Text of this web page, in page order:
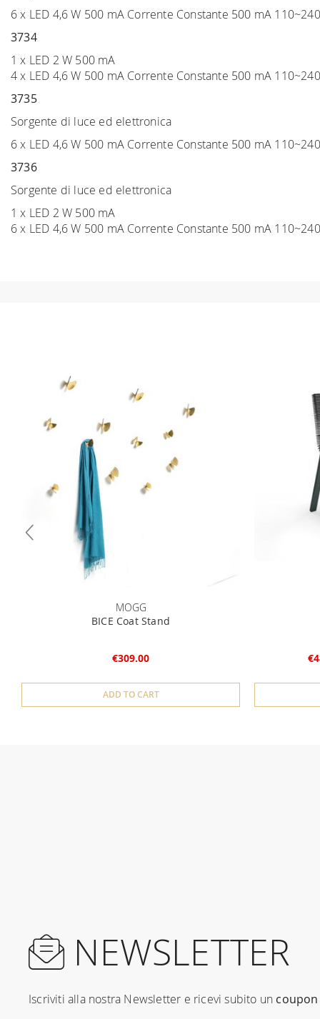
6 x LED 4,6 W 500 mA Corrente Constante 500 mA
3734
1 x LED 2 W 500 mA
4 x LED 4,6 W 500 mA Corrente Constante 500 mA
3735
Sorgente di luce ed elettronica
6 x LED 4,6 W 500 mA Corrente Constante 500 mA
3736
Sorgente di luce ed elettronica
1 x LED 2 W 500 mA
6 x LED 4,6 W 500 mA Corrente Constante 500 mA
MOGG
BICE Coat Stand
€309.00
ADD TO CART
NEWSLETTER
Iscriviti alla nostra Newsletter e ricevi subito un